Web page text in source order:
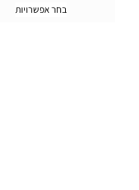
בחר אפשרויות